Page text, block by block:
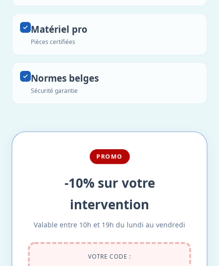
Matériel pro
Pièces certifiées
Normes belges
Sécurité garantie
PROMO
-10% sur votre
intervention
Valable entre 10h et 19h du lundi au vendredi
VOTRE CODE :